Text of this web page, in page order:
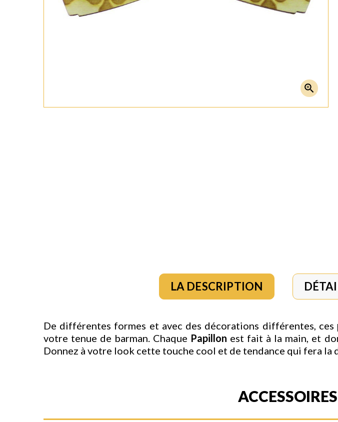

LA DESCRIPTION
De différentes formes et avec des décorations différentes, ces
votre tenue de barman. Chaque Papillon est fait à la main, et
Donnez à votre look cette touche cool et de tendance qui fera la